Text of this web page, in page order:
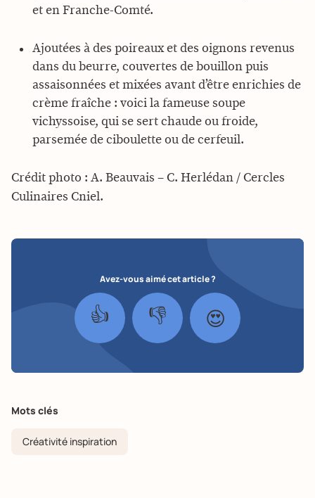
et en Franche-Comté.
Ajoutées à des poireaux et des oignons revenus
dans du beurre, couvertes de bouillon puis
assaisonnées et mixées avant d’être enrichies de
crème fraîche : voici la fameuse soupe
vichyssoise, qui se sert chaude ou froide,
parsemée de ciboulette ou de cerfeuil.
Crédit photo : A. Beauvais – C. Herlédan / Cercles
Culinaires Cniel.
Avez-vous aimé cet article ?
👍 👎 😍
Mots clés
Créativité inspiration